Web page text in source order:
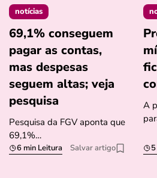
notícias
69,1% conseguem
pagar as contas,
mas despesas
seguem altas; veja
pesquisa
Pesquisa da FGV aponta que
69,1%…
6 min Leitura Salvar artigo
A